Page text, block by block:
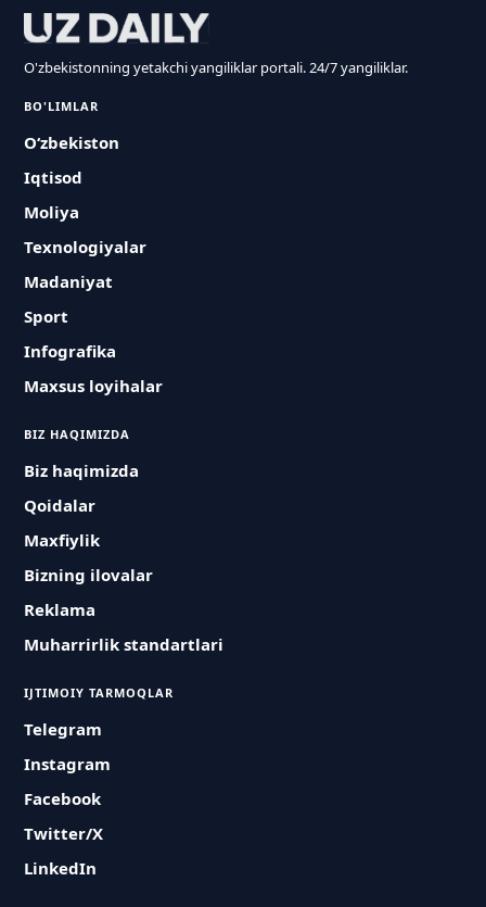
O'zbekistonning yetakchi yangiliklar portali. 24/7 yangiliklar.
BO'LIMLAR
O‘zbekiston
Iqtisod
Moliya
Texnologiyalar
Madaniyat
Sport
Infografika
Maxsus loyihalar
BIZ HAQIMIZDA
Biz haqimizda
Qoidalar
Maxfiylik
Bizning ilovalar
Reklama
Muharrirlik standartlari
IJTIMOIY TARMOQLAR
Telegram
Instagram
Facebook
Twitter/X
LinkedIn